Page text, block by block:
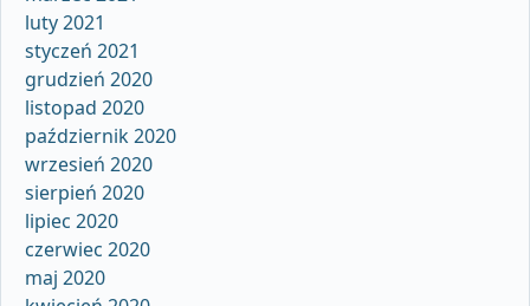
luty 2021
styczeń 2021
grudzień 2020
listopad 2020
październik 2020
wrzesień 2020
sierpień 2020
lipiec 2020
czerwiec 2020
maj 2020